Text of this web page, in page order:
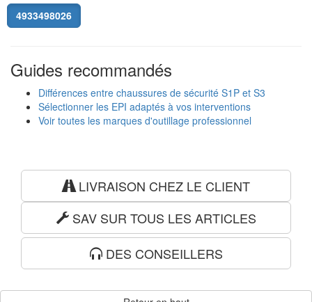
4933498026
Guides recommandés
Différences entre chaussures de sécurité S1P et S3
Sélectionner les EPI adaptés à vos interventions
Voir toutes les marques d'outillage professionnel
LIVRAISON CHEZ LE CLIENT
SAV SUR TOUS LES ARTICLES
DES CONSEILLERS